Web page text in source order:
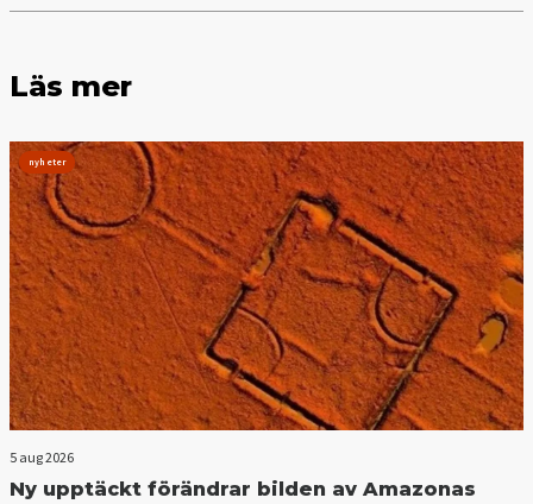
Läs mer
nyheter
5 aug 2026
Ny upptäckt förändrar bilden av Amazonas